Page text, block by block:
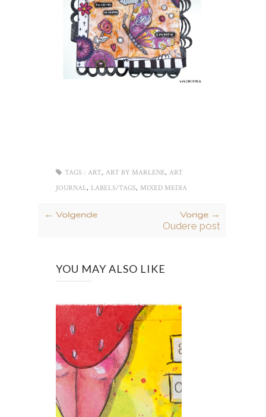
TAGS : ART, ART BY MARLENE, ART
JOURNAL, LABELS/TAGS, MIXED MEDIA
← Volgende Vorige →
Oudere post
YOU MAY ALSO LIKE